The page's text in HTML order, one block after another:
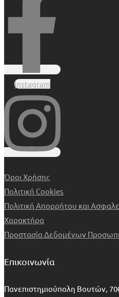
Instagram
Όροι Χρήσης
Πολιτική Cookies
Πολιτική Απορρήτου και
Χαρακτήρα
Προστασία Δεδομένων
Επικοινωνία
Πανεπιστημιούπολη Βουτών,